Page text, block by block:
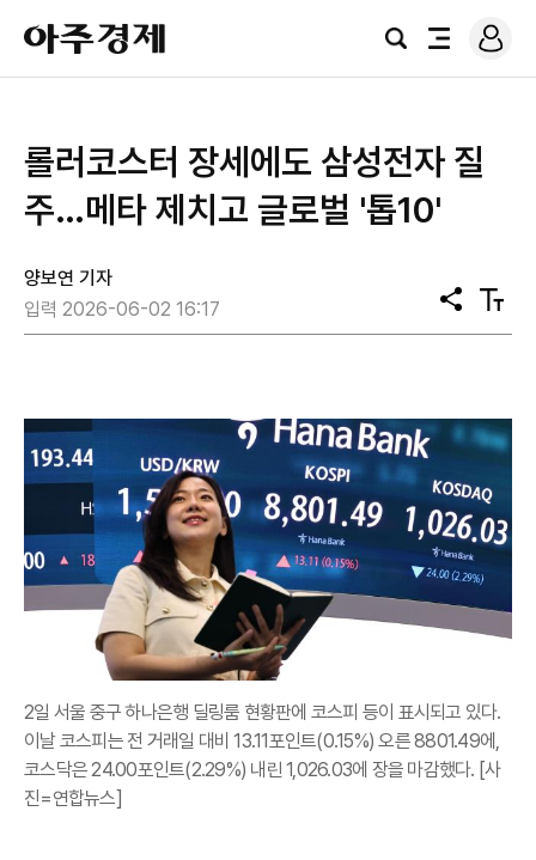
아
주
경
검
전
로
그
롤러코스터 장세에도 삼성전자 질
주…메타 제치고 글로벌 '톱10'
양보연 기자
입력 2026-06-02 16:17
공
유
텍
스
2일 서울 중구 하나은행 딜링룸 현황판에 코스피 등이 표시되고 있다.
이날 코스피는 전 거래일 대비 13.11포인트(0.15%) 오른 8801.49에,
코스닥은 24.00포인트(2.29%) 내린 1,026.03에 장을 마감했다. [사
진=연합뉴스]